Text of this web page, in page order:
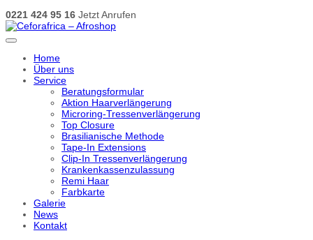
0221 424 95 16 Jetzt Anrufen
Home
Über uns
Service
Beratungsformular
Aktion Haarverlängerung
Microring-Tressenverlängerung
Top Closure
Brasilianische Methode
Tape-In Extensions
Clip-In Tressenverlängerung
Krankenkassenzulassung
Remi Haar
Farbkarte
Galerie
News
Kontakt